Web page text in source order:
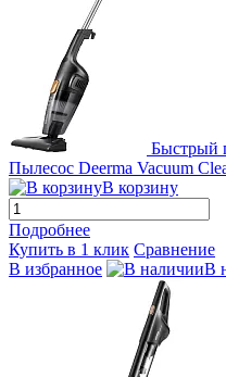
Быстрый
Пылесос Deerma Vacuum
В корзину
Подробнее
Купить в 1 клик Сравнение
В избранное
В